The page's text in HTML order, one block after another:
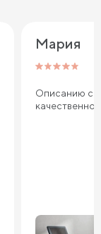
Мария
Описанию
качественно